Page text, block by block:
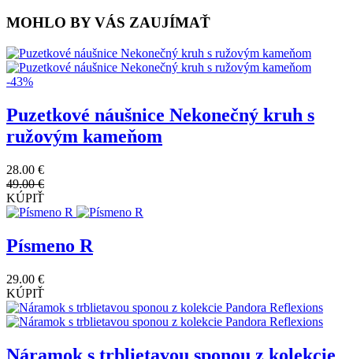
MOHLO BY VÁS ZAUJÍMAŤ
-43%
Puzetkové náušnice Nekonečný kruh s
ružovým kameňom
28.00 €
49.00 €
KÚPIŤ
Písmeno R
29.00 €
KÚPIŤ
Náramok s trblietavou sponou z kolekcie